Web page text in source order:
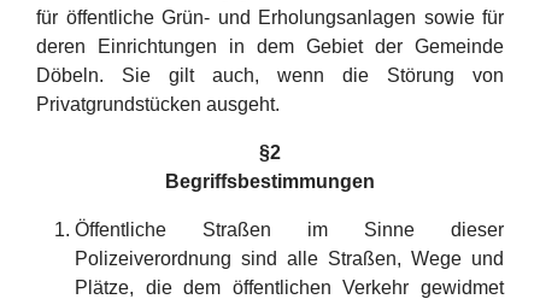
für öffentliche Grün- und Erholungsanlagen sowie für
deren Einrichtungen in dem Gebiet der Gemeinde
Döbeln. Sie gilt auch, wenn die Störung von
Privatgrundstücken ausgeht.
§2
Begriffsbestimmungen
Öffentliche Straßen im Sinne dieser
Polizeiverordnung sind alle Straßen, Wege und
Plätze, die dem öffentlichen Verkehr gewidmet